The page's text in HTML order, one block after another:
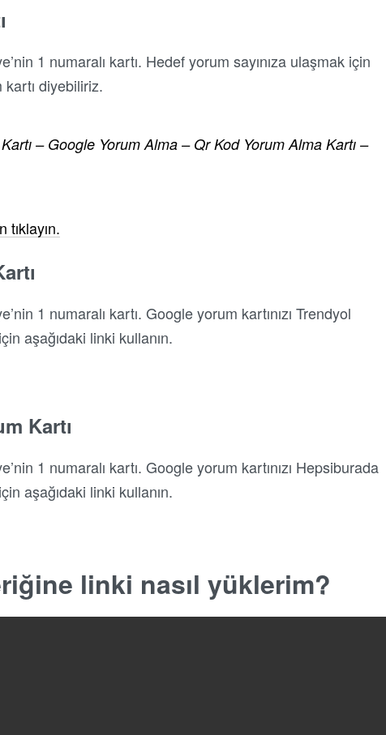
1 numaralı kartı. Hedef yorum sayınıza ulaşmak için
diyebiliriz.
– Google Yorum Alma – Qr Kod Yorum Alma Kartı –
1 numaralı kartı. Google yorum kartınızı Trendyol
aşağıdaki linki kullanın.
Kartı
1 numaralı kartı. Google yorum kartınızı Hepsiburada
aşağıdaki linki kullanın.
linki nasıl yüklerim?